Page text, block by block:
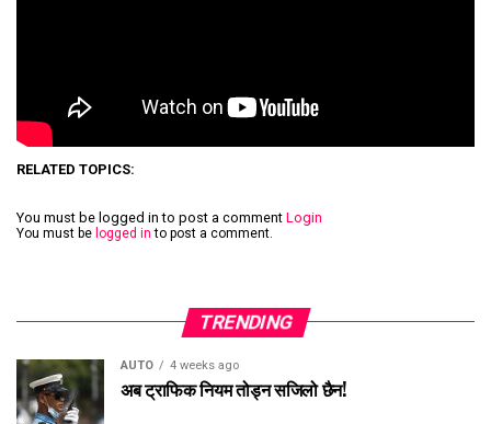
RELATED TOPICS:
You must be logged in to post a comment Login
You must be logged in to post a comment.
TRENDING
AUTO 4 weeks ago
अब ट्राफिक नियम तोड्न सजिलो छैन!